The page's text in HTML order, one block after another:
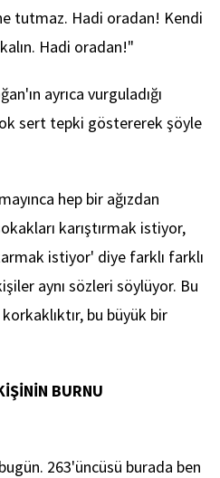
tutmaz. Hadi oradan! Kendi
Hadi oradan!"
ayrıca vurguladığı
sert tepki göstererek şöyle
hep bir ağızdan
karıştırmak istiyor,
istiyor' diye farklı farklı
aynı sözleri söylüyor. Bu
bu büyük bir
BURNU
263'üncüsü burada ben